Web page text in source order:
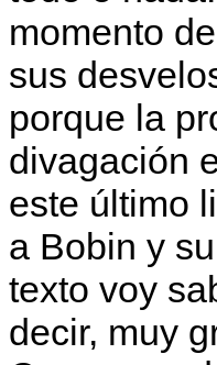
momento
sus
porque la
divagación
este último
a Bobin y
texto voy
decir, muy